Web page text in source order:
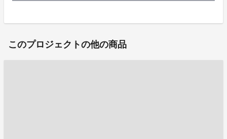
このプロジェクトの他の商品